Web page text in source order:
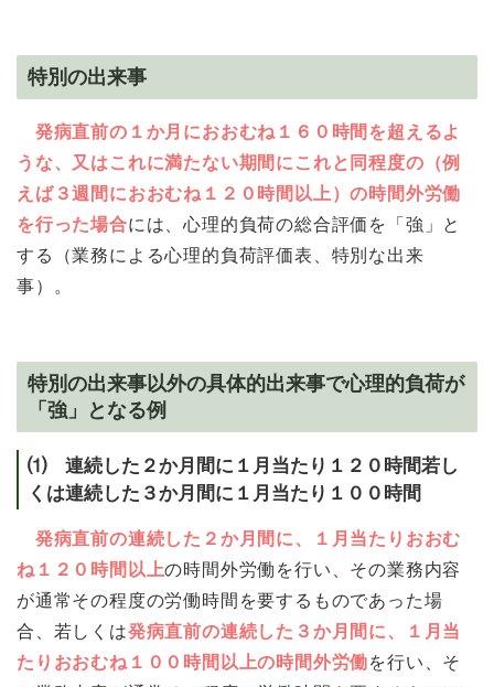
特別の出来事
発病直前の１か月におおむね１６０時間を超えるよ
うな、又はこれに満たない期間にこれと同程度の（例
えば３週間におおむね１２０時間以上）の時間外労働
を行った場合には、心理的負荷の総合評価を「強」と
する（業務による心理的負荷評価表、特別な出来
事）。
特別の出来事以外の具体的出来事で心理的負荷が
「強」となる例
⑴ 連続した２か月間に１月当たり１２０時間若し
くは連続した３か月間に１月当たり１００時間
発病直前の連続した２か月間に、１月当たりおおむ
ね１２０時間以上の時間外労働を行い、その業務内容
が通常その程度の労働時間を要するものであった場
合、若しくは発病直前の連続した３か月間に、１月当
たりおおむね１００時間以上の時間外労働を行い、そ